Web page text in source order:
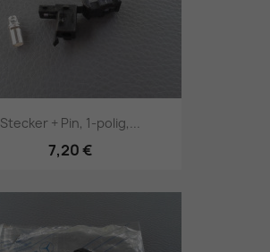
Stecker + Pin, 1-polig,...
7,20 €